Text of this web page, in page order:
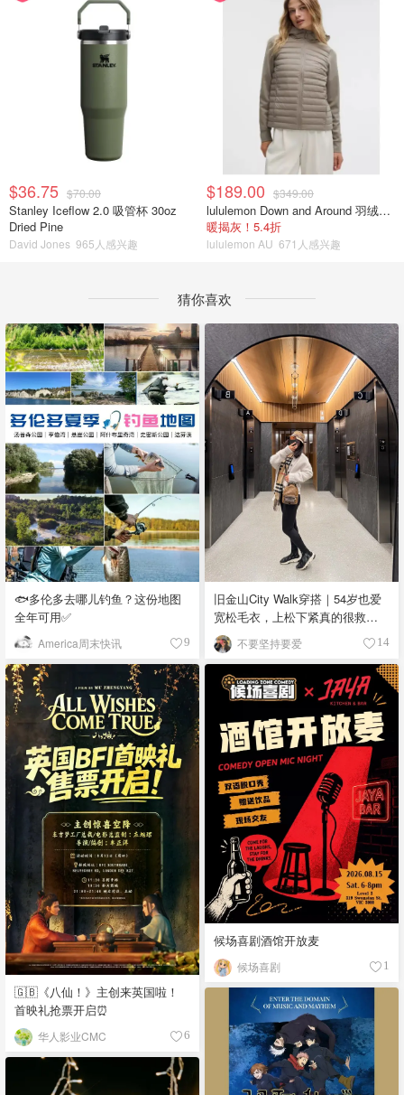
$36.75 $70.00
Stanley Iceflow 2.0 吸管杯 30oz
Dried Pine
David Jones 965人感兴趣
$189.00 $349.00
lululemon Down and Around 羽绒夹克
暖揭灰！5.4折
lululemon AU 671人感兴趣
猜你喜欢
🐟多伦多去哪儿钓鱼？这份地图
全年可用✅
America周末快讯 9
旧金山City Walk穿搭｜54岁也爱
宽松毛衣，上松下紧真的很救比
例
不要坚持要爱 14
🇬🇧《八仙！》主创来英国啦！
首映礼抢票开启⏰
华人影业CMC 6
候场喜剧酒馆开放麦
候场喜剧 1